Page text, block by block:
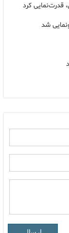
شد